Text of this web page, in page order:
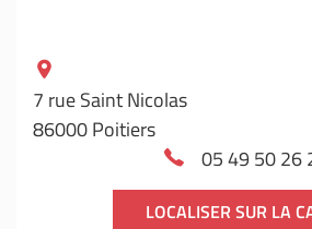
7 rue Saint Nicolas
86000 Poitiers
05 49 50 26
LOCALISER SUR LA